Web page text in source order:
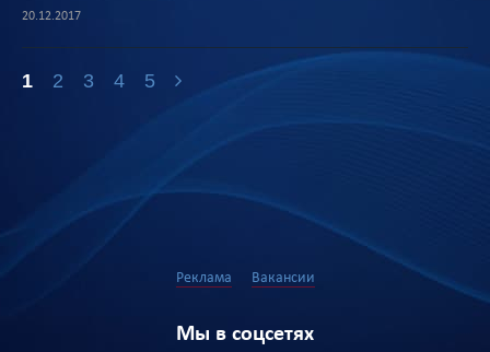
20.12.2017
1 2 3 4 5
Реклама Вакансии
Мы в соцсетях